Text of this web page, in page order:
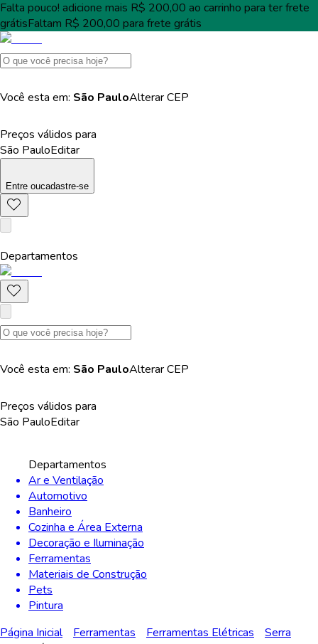
Falta pouco! adicione mais R$ 200,00 ao carrinho para terfrete
grátisFaltam R$ 200,00 para frete grátis
Você esta em: São PauloAlterarCEP
Preços válidos para
São PauloEditar
Entre oucadastre-se
Departamentos
Você esta em: São PauloAlterarCEP
Preços válidos para
São PauloEditar
Departamentos
Ar e Ventilação
Automotivo
Banheiro
Cozinha e Área Externa
Decoração e Iluminação
Ferramentas
Materiais de Construção
Pets
Pintura
Página Inicial
Ferramentas Ferramentas Elétricas
Serra